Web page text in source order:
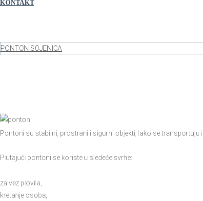
KONTAKT
PONTON SOJENICA
Pontoni su stabilni, prostrani i sigurni objekti, lako se
Plutajući pontoni se koriste u sledeće svrhe:
za vez plovila,
kretanje osoba,